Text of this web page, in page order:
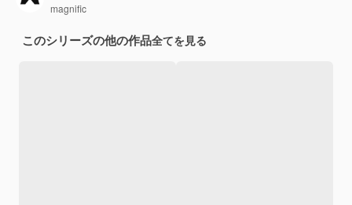
magnific
このシリーズの他の作品全てを見る